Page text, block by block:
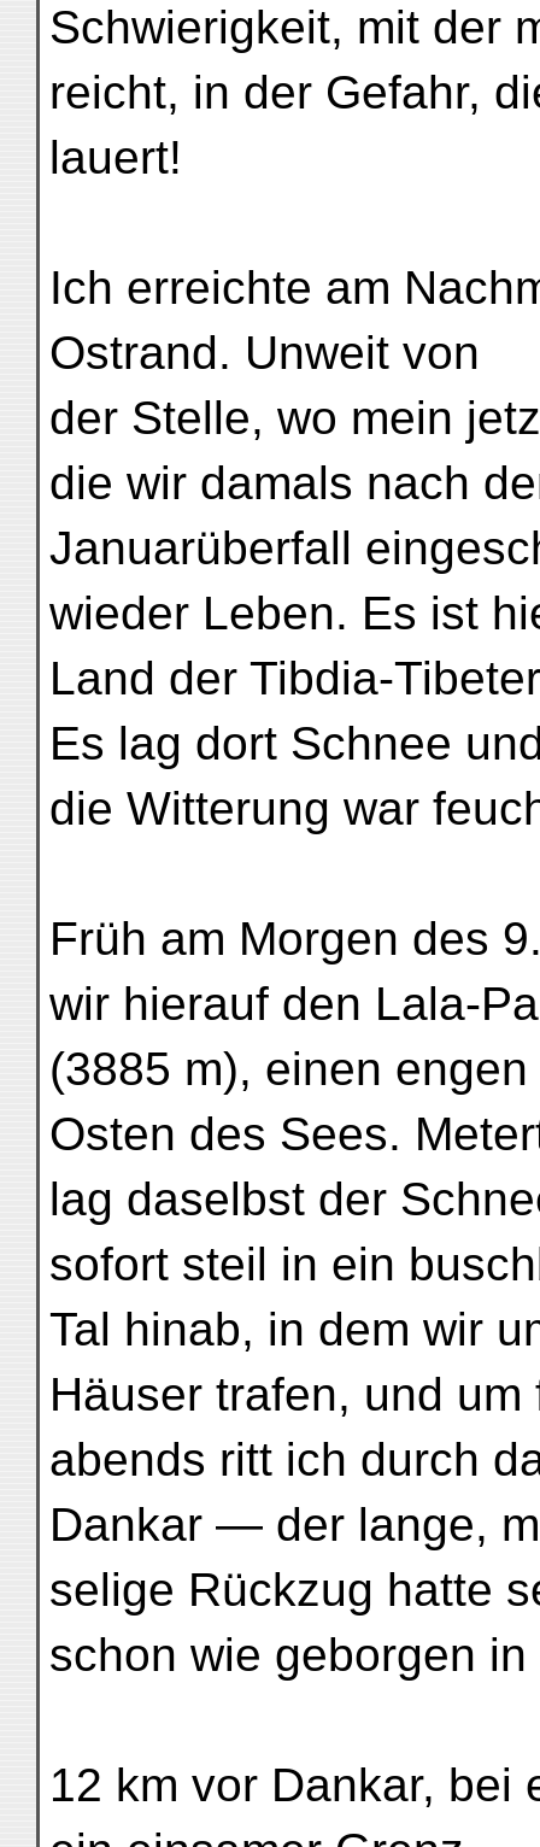
Schwierigkeit, mit der
reicht, in der Gefahr,
lauert!
Ich erreichte am
Ostrand. Unweit von
der Stelle, wo mein
die wir damals nach
Januarüberfall
wieder Leben. Es ist
Land der Tibdia-
Es lag dort Schnee
die Witterung war
Früh am Morgen des
wir hierauf den Lala-
(3885 m), einen
Osten des Sees.
lag daselbst der
sofort steil in ein
Tal hinab, in dem wir
Häuser trafen, und um
abends ritt ich durch
Dankar — der lange,
selige Rückzug hatte
schon wie geborgen
12 km vor Dankar, bei